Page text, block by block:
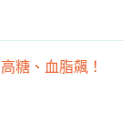
糖、血脂飆！